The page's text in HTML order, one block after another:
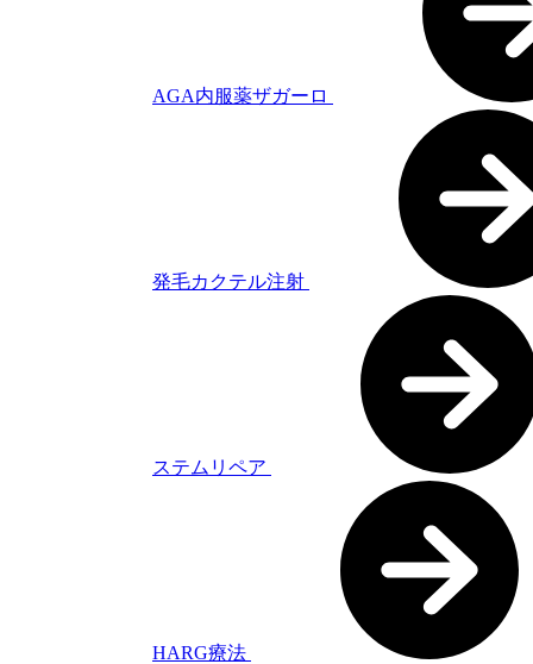
AGA内服薬ザガーロ
発毛カクテル注射
ステムリペア
HARG療法